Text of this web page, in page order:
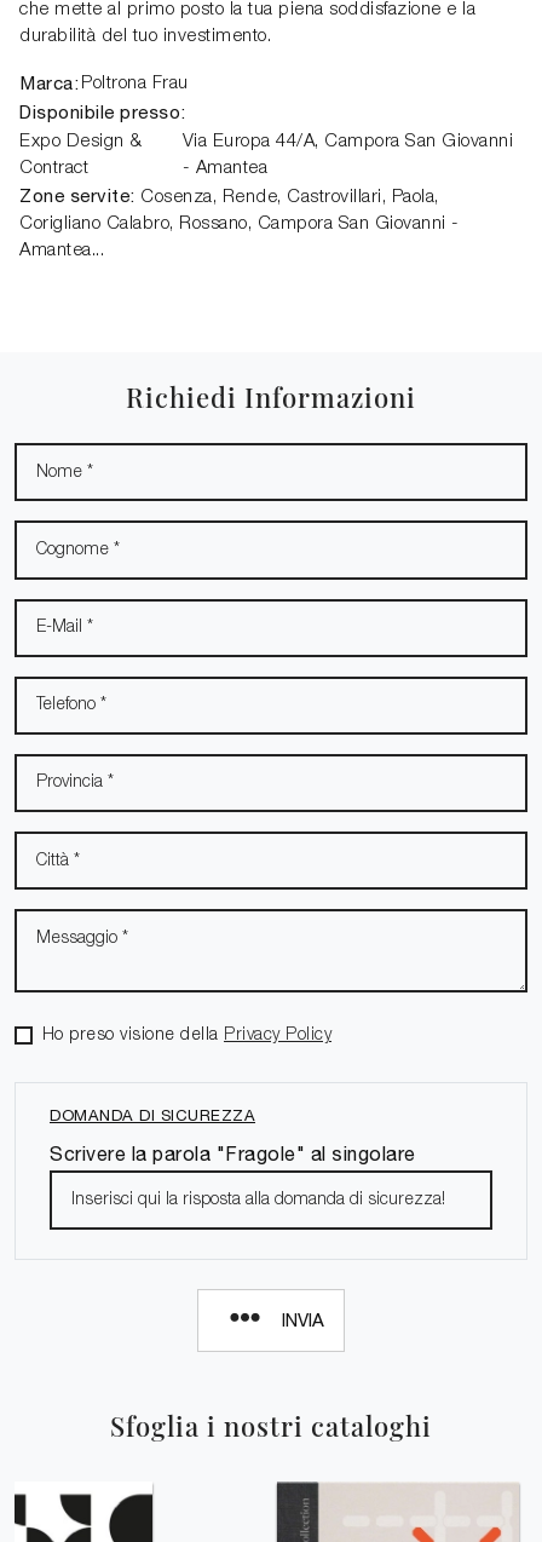
che mette al primo posto la tua piena soddisfazione e la
durabilità del tuo investimento.
Marca: Poltrona Frau
Disponibile presso:
Expo Design &
Contract
Via Europa 44/A, Campora San Giovanni
- Amantea
Zone servite: Cosenza, Rende, Castrovillari, Paola,
Corigliano Calabro, Rossano, Campora San Giovanni -
Amantea...
Sfoglia i nostri cataloghi
Richiedi Informazioni
Ho preso visione della Privacy Policy
DOMANDA DI SICUREZZA
Scrivere la parola "Fragole" al singolare
INVIA